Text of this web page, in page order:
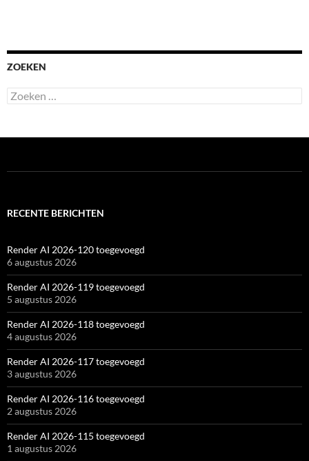
ZOEKEN
Zoeken
naar:
RECENTE BERICHTEN
Render AI 2026-120 toegevoegd
6 augustus 2026
Render AI 2026-119 toegevoegd
5 augustus 2026
Render AI 2026-118 toegevoegd
4 augustus 2026
Render AI 2026-117 toegevoegd
3 augustus 2026
Render AI 2026-116 toegevoegd
2 augustus 2026
Render AI 2026-115 toegevoegd
1 augustus 2026